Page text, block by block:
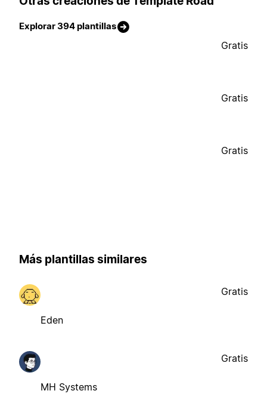
Explorar 394 plantillas
Gratis
Gratis
Gratis
Más plantillas similares
Eden
Gratis
MH Systems
Gratis